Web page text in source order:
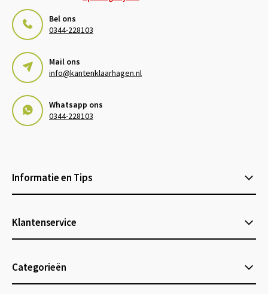
Bel ons
0344-228103
Mail ons
info@kantenklaarhagen.nl
Whatsapp ons
0344-228103
Informatie en Tips
Klantenservice
Categorieën